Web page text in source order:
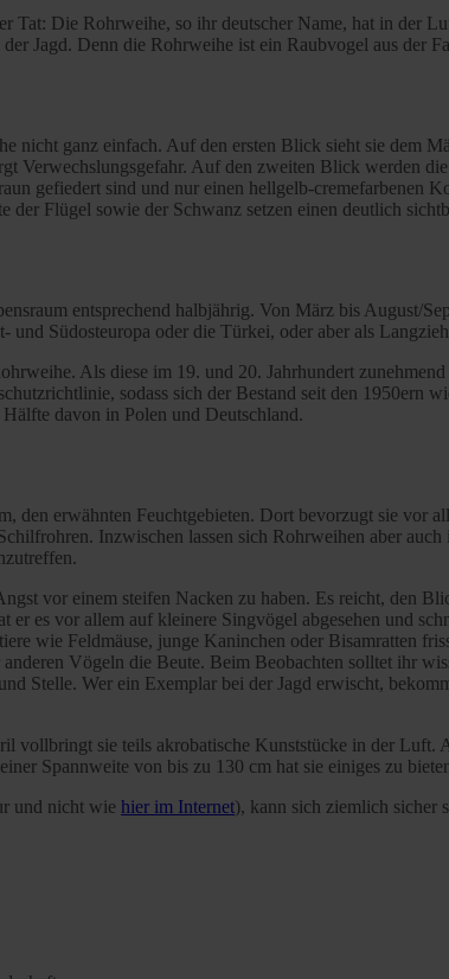
Tat: Die Rohrweihe, so ihr deutscher Name, hat in der
Jagd. Denn die Rohrweihe ist ein Raubvogel aus der
nicht ganz einfach. Auf den ersten Blick sieht sie dem
Verwechslungsgefahr. Auf den zweiten Blick werden
gefiedert sind und nur einen hellgelb-
der Flügel sowie der Schwanz setzen einen deutlich
entsprechend halbjährig. Von März bis August/
und Südosteuropa oder die Türkei, oder aber als
Als diese im 19. und 20. Jahrhundert
sodass sich der Bestand seit den
davon in Polen und Deutschland.
den erwähnten Feuchtgebieten. Dort bevorzugt sie
Inzwischen lassen sich Rohrweihen aber
vor einem steifen Nacken zu haben. Es reicht, den
es vor allem auf kleinere Singvögel abgesehen und
wie Feldmäuse, junge Kaninchen oder Bisamratten
Vögeln die Beute. Beim Beobachten solltet ihr
Stelle. Wer ein Exemplar bei der Jagd erwischt,
vollbringt sie teils akrobatische Kunststücke in der Luft.
Spannweite von bis zu 130 cm hat sie einiges zu
und nicht wie hier im Internet), kann sich ziemlich sicher